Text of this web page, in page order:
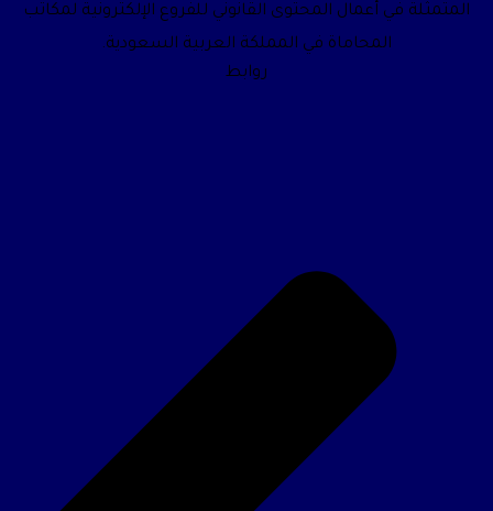
المتمثلة في أعمال المحتوى القانوني للفروع الإلكترونية لمكاتب
المحاماة في المملكة العربية السعودية.
روابط